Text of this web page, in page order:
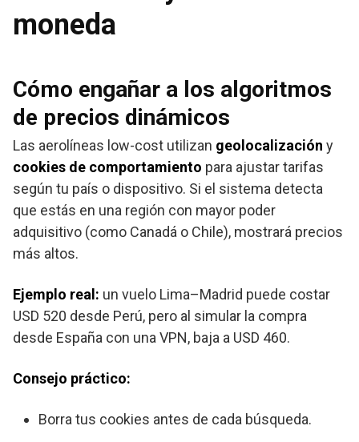
moneda
Cómo engañar a los algoritmos
de precios dinámicos
Las aerolíneas low-cost utilizan geolocalización y
cookies de comportamiento para ajustar tarifas
según tu país o dispositivo. Si el sistema detecta
que estás en una región con mayor poder
adquisitivo (como Canadá o Chile), mostrará precios
más altos.
Ejemplo real: un vuelo Lima–Madrid puede costar
USD 520 desde Perú, pero al simular la compra
desde España con una VPN, baja a USD 460.
Consejo práctico:
Borra tus cookies antes de cada búsqueda.